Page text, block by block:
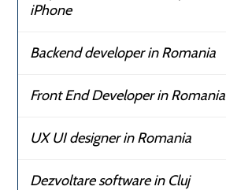
iPhone
Backend developer in Romania
Front End Developer in Romania
UX UI designer in Romania
Dezvoltare software in Cluj